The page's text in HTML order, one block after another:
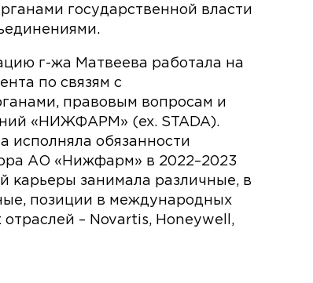
государственной власти
г-жа Матвеева работала на
по связям с
правовым вопросам и
«НИЖФАРМ» (ex. STADA).
исполняла обязанности
АО «Нижфарм» в 2022–2023
карьеры занимала различные, в
позиции в международных
– Novartis, Honeywell,